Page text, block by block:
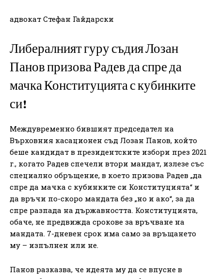
адвокат Стефан Гайдарски
Либералният гуру съдия Лозан
Панов призова Радев да спре да
мачка Конституцията с кубинките
си!
Междувременно бившият председател на
Върховния касационен съд Лозан Панов, който
беше кандидат в президентските избори през 2021
г., когато Радев спечели втори мандат, излезе със
специално обръщение, в което призова Радев „да
спре да мачка с кубинките си Конституцията“ и
да връчи по-скоро мандата без „но и ако“, за да
спре разпада на държавността. Конституцията,
обаче, не предвижда срокове за връчване на
мандата. 7-дневен срок има само за връщането
му – изпълнен или не.
Панов разказва, че идеята му да се впусне в